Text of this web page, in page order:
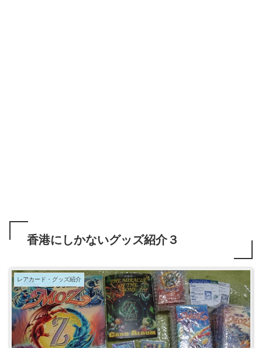
香港にしかないグッズ紹介３
レアカード・グッズ紹介